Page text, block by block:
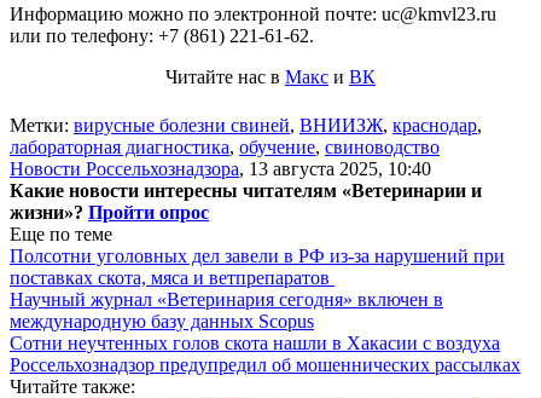
Информацию можно по электронной почте: uc@kmvl23.ru
или по телефону: +7 (861) 221-61-62.
Читайте нас в Макс и ВК
Метки: вирусные болезни свиней, ВНИИЗЖ, краснодар,
лабораторная диагностика, обучение, свиноводство
Новости Россельхознадзора, 13 августа 2025, 10:40
Какие новости интересны читателям «Ветеринарии и
жизни»? Пройти опрос
Еще по теме
Полсотни уголовных дел завели в РФ из-за нарушений при
поставках скота, мяса и ветпрепаратов
Научный журнал «Ветеринария сегодня» включен в
международную базу данных Scopus
Сотни неучтенных голов скота нашли в Хакасии с воздуха
Россельхознадзор предупредил об мошеннических рассылках
Читайте также: